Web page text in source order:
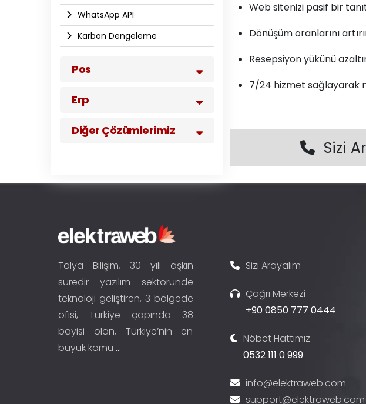
WhatsApp API​
Karbon Dengeleme
Pos
Erp
Diğer Çözümlerimiz
Web sitenizi pasif bir
Dönüşüm oranlarını
Resepsiyon yükünü
7/24 hizmet sağlayarak
Sizi
Talya Bilişim, 30 yılı aşkın
süredir yazılım sektöründe
teknoloji geliştiren, 3 bölgede
ofisi, Türkiye çapında 38
bayisi olan, Türkiye’nin en
büyük kamu ...
Sizi Arayalım
Çağrı Merkezi
+90 0850 777 0444
Nöbet Hattımız
0532 111 0 999
info@elektraweb.com
support@elektraweb.com